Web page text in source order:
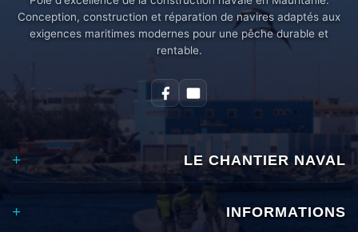
Conception, construction et réparation de navires adaptés aux
exigences maritimes modernes pour une pêche durable et
rentable.
LE CHANTIER NAVAL
INFORMATIONS